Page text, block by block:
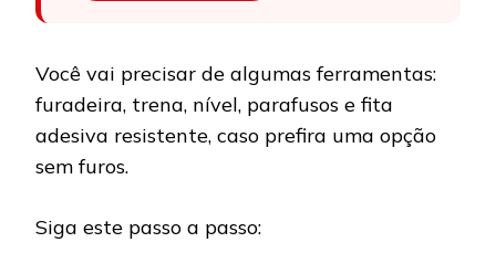
Você vai precisar de algumas ferramentas:
furadeira, trena, nível, parafusos e fita
adesiva resistente, caso prefira uma opção
sem furos.
Siga este passo a passo: